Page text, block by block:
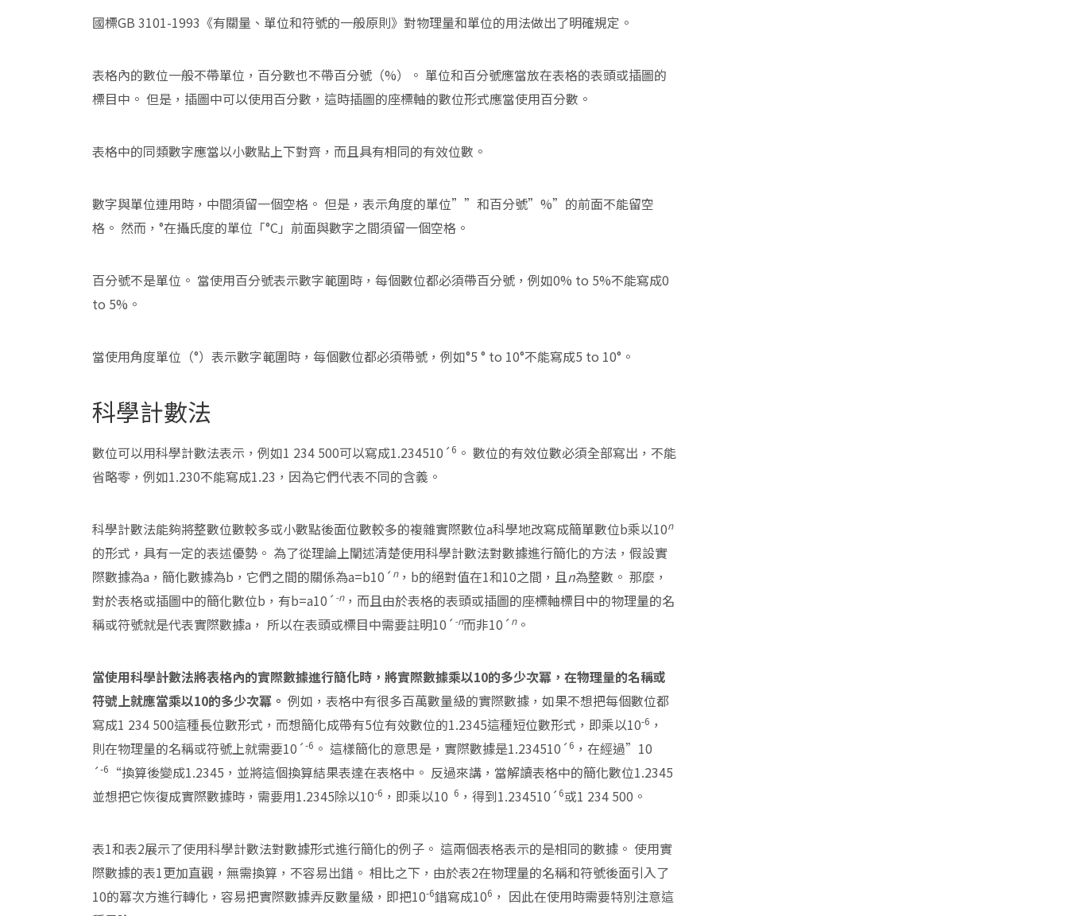
國標GB 3101-1993《有關量、單位和符號的一般原則》對物理量和單位的用法做出了明確規定。
表格內的數位一般不帶單位，百分數也不帶百分號（%）。 單位和百分號應當放在表格的表頭或插圖的
標目中。 但是，插圖中可以使用百分數，這時插圖的座標軸的數位形式應當使用百分數。
表格中的同類數字應當以小數點上下對齊，而且具有相同的有效位數。
數字與單位連用時，中間須留一個空格。 但是，表示角度的單位””和百分號”%”的前面不能留空
格。 然而，°在攝氏度的單位「°C」前面與數字之間須留一個空格。
百分號不是單位。 當使用百分號表示數字範圍時，每個數位都必須帶百分號，例如0% to 5%不能寫成0
to 5%。
當使用角度單位（°）表示數字範圍時，每個數位都必須帶號，例如°5 ° to 10°不能寫成5 to 10°。
科學計數法
數位可以用科學計數法表示，例如1 234 500可以寫成1.234510´ 6 。 數位的有效位數必須全部寫出，不能
省略零，例如1.230不能寫成1.23，因為它們代表不同的含義。
科學計數法能夠將整數位數較多或小數點後面位數較多的複雜實際數位a科學地改寫成簡單數位b乘以10n
的形式，具有一定的表述優勢。 為了從理論上闡述清楚使用科學計數法對數據進行簡化的方法，假設實
際數據為a，簡化數據為b，它們之間的關係為a=b10´ n，b的絕對值在1和10之間，且n為整數。 那麼，
對於表格或插圖中的簡化數位b，有b=a10´ -n，而且由於表格的表頭或插圖的座標軸標目中的物理量的名
稱或符號就是代表實際數據a， 所以在表頭或標目中需要註明10´ -n而非10´ n。
當使用科學計數法將表格內的實際數據進行簡化時，將實際數據乘以10的多少次冪，在物理量的名稱或
符號上就應當乘以10的多少次冪。 例如，表格中有很多百萬數量級的實際數據，如果不想把每個數位都
寫成1 234 500這種長位數形式，而想簡化成帶有5位有效數位的1.2345這種短位數形式，即乘以10-6 ，
則在物理量的名稱或符號上就需要10´-6 。 這樣簡化的意思是，實際數據是1.234510´ 6 ，在經過”10
´-6
“換算後變成1.2345，並將這個換算結果表達在表格中。 反過來講，當解讀表格中的簡化數位1.2345
並想把它恢復成實際數據時，需要用1.2345除以10-6 ，即乘以10 6 ，得到1.234510´ 6或1 234 500。
表1和表2展示了使用科學計數法對數據形式進行簡化的例子。 這兩個表格表示的是相同的數據。 使用實
際數據的表1更加直觀，無需換算，不容易出錯。 相比之下，由於表2在物理量的名稱和符號後面引入了
10的冪次方進行轉化，容易把實際數據弄反數量級，即把10-6錯寫成106 ， 因此在使用時需要特別注意這